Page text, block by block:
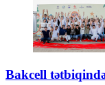
Bakcell